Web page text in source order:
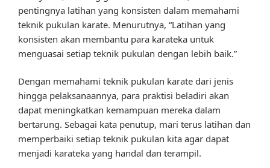
pentingnya latihan yang konsisten dalam memahami
teknik pukulan karate. Menurutnya, “Latihan yang
konsisten akan membantu para karateka untuk
menguasai setiap teknik pukulan dengan lebih baik.”
Dengan memahami teknik pukulan karate dari jenis
hingga pelaksanaannya, para praktisi beladiri akan
dapat meningkatkan kemampuan mereka dalam
bertarung. Sebagai kata penutup, mari terus latihan dan
memperbaiki setiap teknik pukulan kita agar dapat
menjadi karateka yang handal dan terampil.